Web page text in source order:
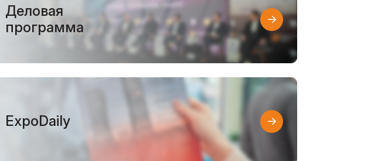
Деловая
программа
ExpoDaily